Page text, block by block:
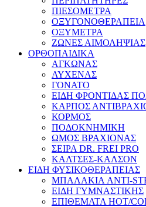
ΠΙΕΣΟΜΕΤΡΑ
ΟΞΥΓΟΝΟΘΕΡΑΠΕΙΑ
ΟΞΥΜΕΤΡΑ
ΖΩΝΕΣ ΑΙΜΟΛΗΨΙΑΣ
ΟΡΘΟΠΑΙΔΙΚΑ
ΑΓΚΩΝΑΣ
ΑΥΧΕΝΑΣ
ΓΟΝΑΤΟ
ΕΙΔΗ ΦΡΟΝΤΙΔΑΣ
ΚΑΡΠΟΣ
ΚΟΡΜΟΣ
ΠΟΔΟΚΝΗΜΙΚΗ
ΩΜΟΣ ΒΡΑΧΙΟΝΑΣ
ΣΕΙΡΑ DR. FREI PRO
ΚΑΛΤΣΕΣ-ΚΑΛΣΟΝ
ΕΙΔΗ ΦΥΣΙΚΟΘΕΡΑΠΕΙΑΣ
ΜΠΑΛΑΚΙΑ ANTI-
ΕΙΔΗ ΓΥΜΝΑΣΤΙΚΗΣ
ΕΠΙΘΕΜΑΤΑ HOT/